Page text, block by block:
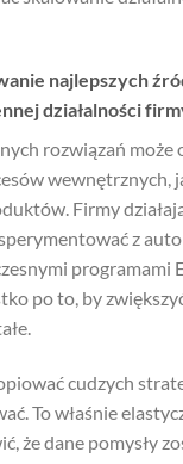
najlepszych
działalności
rozwiązań może
wewnętrznych,
Firmy
z
programami
po to, by
cudzych
To właśnie
że dane pomysły